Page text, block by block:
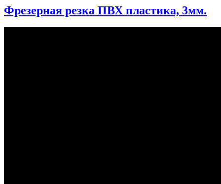
Фрезерная резка ПВХ пластика, 3мм.